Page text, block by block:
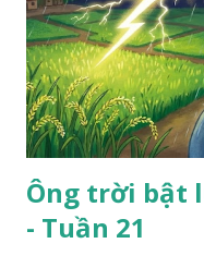
Ông trời bật
- Tuần 21